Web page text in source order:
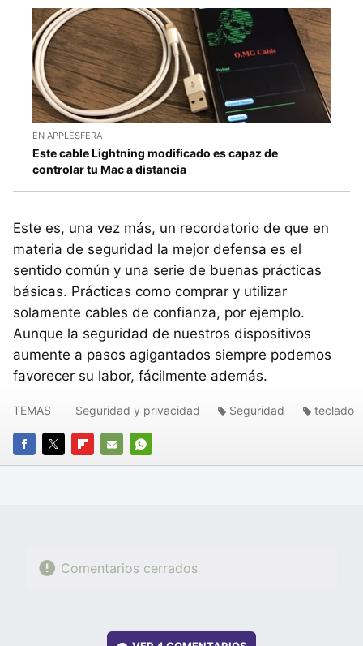
EN APPLESFERA
Este cable Lightning modificado es capaz de
controlar tu Mac a distancia
Este es, una vez más, un recordatorio de que en
materia de seguridad la mejor defensa es el
sentido común y una serie de buenas prácticas
básicas. Prácticas como comprar y utilizar
solamente cables de confianza, por ejemplo.
Aunque la seguridad de nuestros dispositivos
aumente a pasos agigantados siempre podemos
favorecer su labor, fácilmente además.
FACEBOOK
TWITTERFLIPBOARD
E-
WHATSAPP
TEMAS Seguridad y privacidad Seguridad teclado
Comentarios cerrados